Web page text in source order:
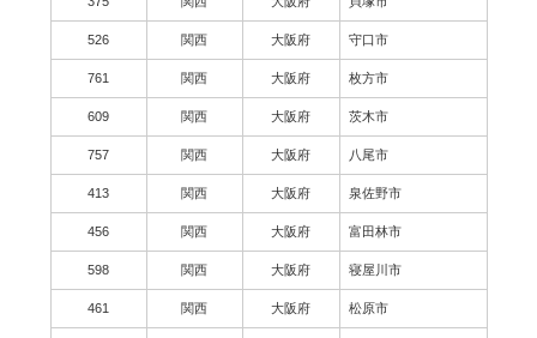
526 関西 大阪府 守口市
761 関西 大阪府 枚方市
609 関西 大阪府 茨木市
757 関西 大阪府 八尾市
413 関西 大阪府 泉佐野市
456 関西 大阪府 富田林市
598 関西 大阪府 寝屋川市
461 関西 大阪府 松原市